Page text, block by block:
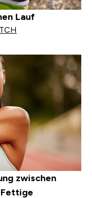
Lauf
zwischen